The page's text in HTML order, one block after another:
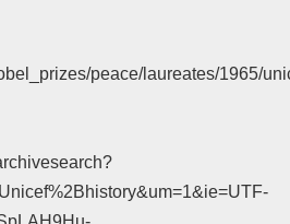
peace/laureates/1965/